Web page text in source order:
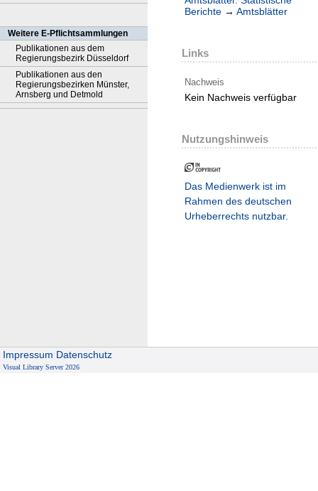
Weitere E-Pflichtsammlungen
Publikationen aus dem
Regierungsbezirk Düsseldorf
Publikationen aus den
Regierungsbezirken Münster,
Arnsberg und Detmold
Berichte → Amtsblätter
Links
Nachweis
Kein Nachweis verfügbar
Nutzungshinweis
Das Medienwerk ist im
Rahmen des deutschen
Urheberrechts nutzbar.
Impressum Datenschutz
Visual Library Server 2026